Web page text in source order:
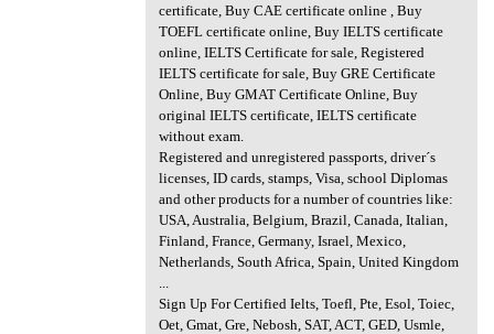
certificate, Buy CAE certificate online , Buy
TOEFL certificate online, Buy IELTS certificate
online, IELTS Certificate for sale, Registered
IELTS certificate for sale, Buy GRE Certificate
Online, Buy GMAT Certificate Online, Buy
original IELTS certificate, IELTS certificate
without exam.
Registered and unregistered passports, driver´s
licenses, ID cards, stamps, Visa, school Diplomas
and other products for a number of countries like:
USA, Australia, Belgium, Brazil, Canada, Italian,
Finland, France, Germany, Israel, Mexico,
Netherlands, South Africa, Spain, United Kingdom
Sign Up For Certified Ielts, Toefl, Pte, Esol, Toiec,
Oet, Gmat, Gre, Nebosh, SAT, ACT, GED, Usmle,